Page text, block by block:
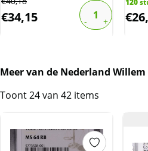
€34,15
120
€
Meer van de Nederland
Toont 24 van 42 items